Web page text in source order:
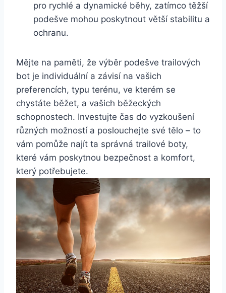
‌pro rychlé a dynamické běhy, zatímco těžší
podešve mohou ⁣poskytnout větší stabilitu a
ochranu.
Mějte na paměti, že výběr podešve trailových
bot‍ je individuální a závisí na vašich
preferencích, typu terénu, ⁤ve kterém⁤ se
chystáte ‍běžet, a‍ vašich běžeckých⁢
schopnostech. Investujte čas do vyzkoušení
různých možností a poslouchejte‌ své ⁤tělo‌ – to
vám pomůže ​najít ‌ta‍ správná⁢ trailové boty,​
které vám poskytnou bezpečnost a komfort,
který potřebujete.